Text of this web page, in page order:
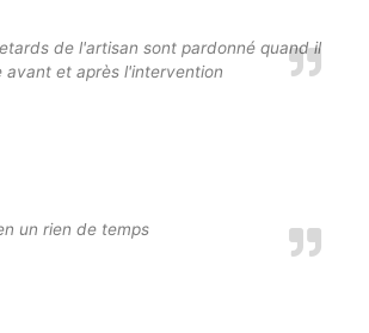
de l'artisan sont pardonné quand il
avant et après l'intervention
un rien de temps